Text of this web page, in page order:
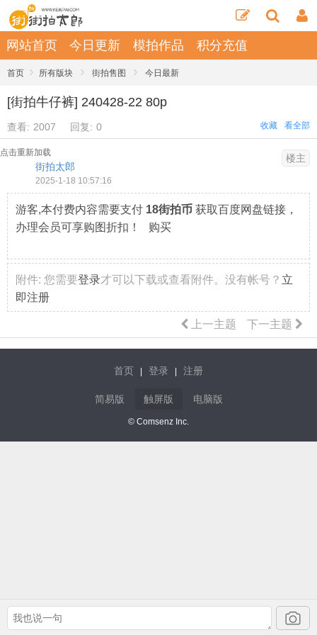
网站首页 今日更新 模拍作品 积分充值
首页 › 所有版块 › 街拍售图 › 今日最新
[街拍牛仔裤] 240428-22 80p
查看: 2007 回复: 0 看全部
收藏
点击重新加载
街拍太郎
2025-1-18 10:57:16
楼主
游客,本付费内容需要支付 18街拍币 获取百度网盘链接，
办理会员可享购图折扣！ 购买
附件: 您需要登录才可以下载或查看附件。没有帐号？ 立
即注册
下一主题
上一主题
首页 登录 注册
简易版 触屏版 电脑版
© Comsenz Inc.